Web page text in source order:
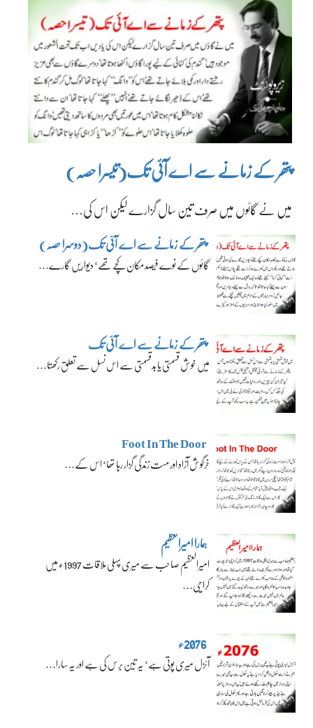
پتھر کے زمانے سے اے آئی تک(تیسرا حصہ)
میں نے گائوں میں صرف تین سال گزارے لیکن اس کی…
پتھر کے زمانے سے اے آئی تک(دوسرا حصہ)
گائوں کے نوے فیصد مکان کچے تھے‘ دیواریں گارے…
پتھر کے زمانے سے اے آئی تک
میں خوش قسمتی یا بدقسمتی سے اس نسل سے تعلق رکھتا…
Foot In The Door
خرگوش آزاد اور مست زندگی گزار رہا تھا‘ اس کے…
ہمارا امیرالعظیم
امیرالعظیم صاحب سے میری پہلی ملاقات 1997ء میں
کراچی…
2076ء
آئزل میری پوتی ہے‘ یہ تین برس کی ہے اور یہ سارا…